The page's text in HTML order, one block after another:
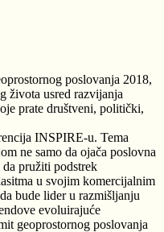
poslovanja 2018,
života usred razvijanja
prate društveni, politički,
INSPIRE-u. Tema
ne samo da ojača poslovna
pružiti podstrek
u svojim komercijalnim
bude lider u razmišljanju
evoluirajuće
geoprostornog poslovanja